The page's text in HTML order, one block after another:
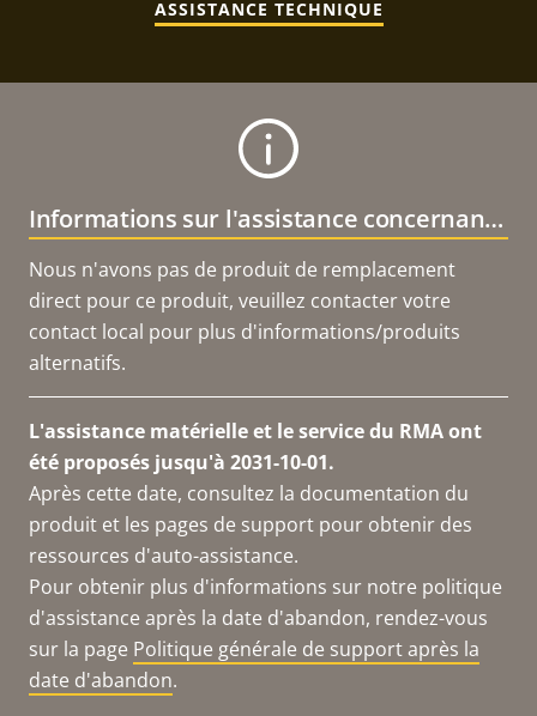
ASSISTANCE TECHNIQUE
Informations sur l'assistance concernant le produit
Nous n'avons pas de produit de remplacement
direct pour ce produit, veuillez contacter votre
contact local pour plus d'informations/produits
alternatifs.
L'assistance matérielle et le service du RMA ont
été proposés jusqu'à 2031-10-01.
Après cette date, consultez la documentation du
produit et les pages de support pour obtenir des
ressources d'auto-assistance.
Pour obtenir plus d'informations sur notre politique
d'assistance après la date d'abandon, rendez-vous
sur la page Politique générale de support après la
date d'abandon.